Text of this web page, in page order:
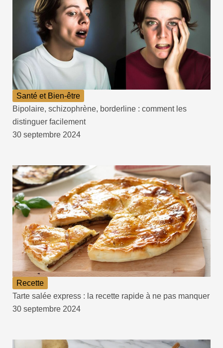
Santé et Bien-être
Bipolaire, schizophrène, borderline : comment les
distinguer facilement
30 septembre 2024
Recette
Tarte salée express : la recette rapide à ne pas manquer
30 septembre 2024